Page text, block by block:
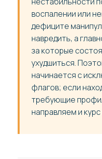
воспалении или
дефиците
навредить, а
за которые
ухудшиться.
начинается с
флагов; если
требующие
направляем и